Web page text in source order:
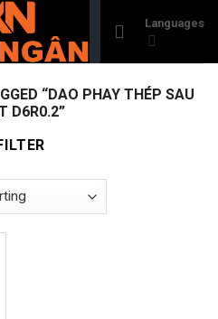
Languages
“DAO PHAY THÉP SAU
D6R0.2”